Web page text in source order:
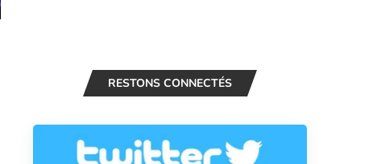
RESTONS CONNECTÉS